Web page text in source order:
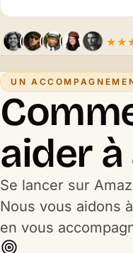
UN
aider
Se lancer sur
Nous vous aidons
en vous